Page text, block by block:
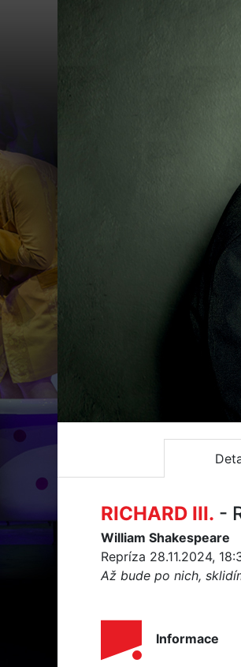
RICHARD III. -
William Shakespeare
Repríza 28.11.2024,
Až bude po nich,
Informace